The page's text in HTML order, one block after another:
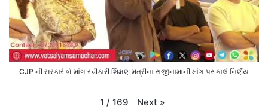
CJP ની સરકારે બે માંગ સ્વીકારી શિક્ષણ મંત્રીના રાજીનામાની માંગ પર કાલે નિર્ણય
1 / 169 Next »